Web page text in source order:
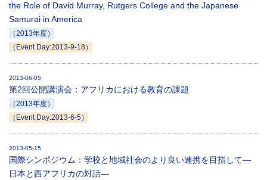
the Role of David Murray, Rutgers College and the Japanese
Samurai in America
（2013年度）
（Event Day:2013-9-18）
2013-06-05
第2回公開講演会：アフリカにおける教育の課題
（2013年度）
（Event Day:2013-6-5）
2013-05-15
国際シンポジウム：学校と地域社会のより良い連携を目指して―
日本と西アフリカの対話―